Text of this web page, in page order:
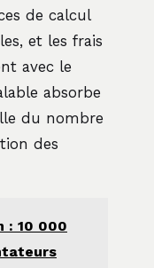
de calcul
et les frais
avec le
absorbe
du nombre
des
: 10 000